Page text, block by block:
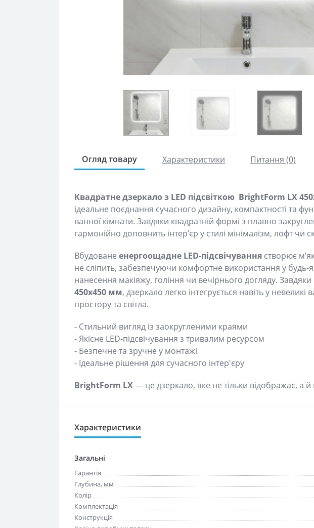
Огляд товару Характеристики Питання (0)
Квадратне дзеркало з LED підсвіткою BrightForm LX
ідеальне поєднання сучасного дизайну, компактності та
ванної кімнати. Завдяки квадратній формі з плавно
гармонійно доповнить інтер’єр у стилі мінімалізм, лофт чи
Вбудоване енергоощадне LED-підсвічування створює
не сліпить, забезпечуючи комфортне використання у будь-
нанесення макіяжу, гоління чи вечірнього догляду.
450x450 мм, дзеркало легко інтегрується навіть у
простору та світла.
- Стильний вигляд із заокругленими краями
- Якісне LED-підсвічування з тривалим ресурсом
- Безпечне та зручне у монтажі
- Ідеальне рішення для сучасного інтер'єру
BrightForm LX— це дзеркало, яке не тільки відображає, а
Характеристики
Загальні
Гарантія
Глубина, мм
Колір
Комплектація
Конструкція